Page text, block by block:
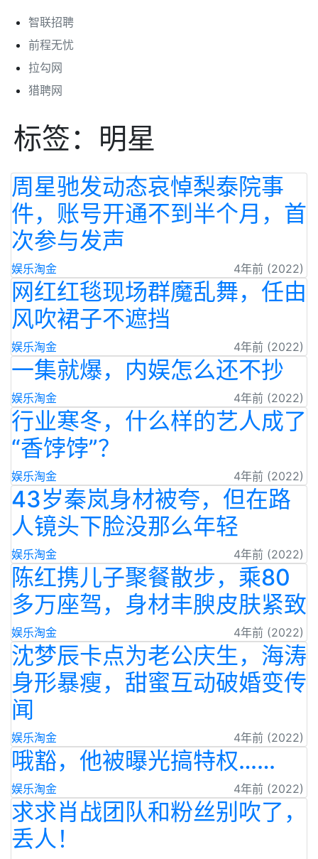
智联招聘
前程无忧
拉勾网
猎聘网
标签：明星
周星驰发动态哀悼梨泰院事
件，账号开通不到半个月，首
次参与发声
娱乐淘金 4年前 (2022)
网红红毯现场群魔乱舞，任由
风吹裙子不遮挡
娱乐淘金 4年前 (2022)
一集就爆，内娱怎么还不抄
娱乐淘金 4年前 (2022)
行业寒冬，什么样的艺人成了
“香饽饽”？
娱乐淘金 4年前 (2022)
43岁秦岚身材被夸，但在路
人镜头下脸没那么年轻
娱乐淘金 4年前 (2022)
陈红携儿子聚餐散步，乘80
多万座驾，身材丰腴皮肤紧致
娱乐淘金 4年前 (2022)
沈梦辰卡点为老公庆生，海涛
身形暴瘦，甜蜜互动破婚变传
闻
娱乐淘金 4年前 (2022)
哦豁，他被曝光搞特权……
娱乐淘金 4年前 (2022)
求求肖战团队和粉丝别吹了，
丢人！